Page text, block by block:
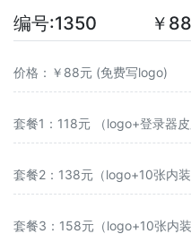
编号:1350 ￥88
价格：￥88元 (免费写logo)
套餐1：118元 （logo+登录器皮
套餐2：138元（logo+10张内装
套餐3：158元（logo+10张内装